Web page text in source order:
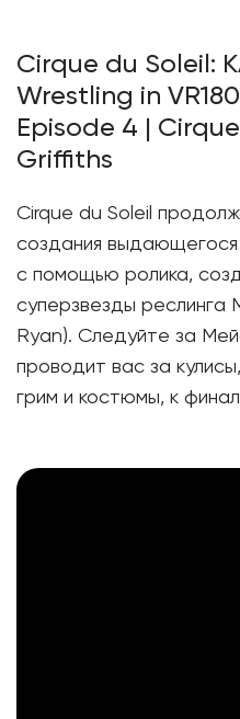
Cirque du Soleil:
Wrestling in
Episode 4 |
Griffiths
Cirque du Soleil
создания выдающегося
с помощью ролика,
суперзвезды реслинга
Ryan). Следуйте за
проводит вас за
грим и костюмы, к